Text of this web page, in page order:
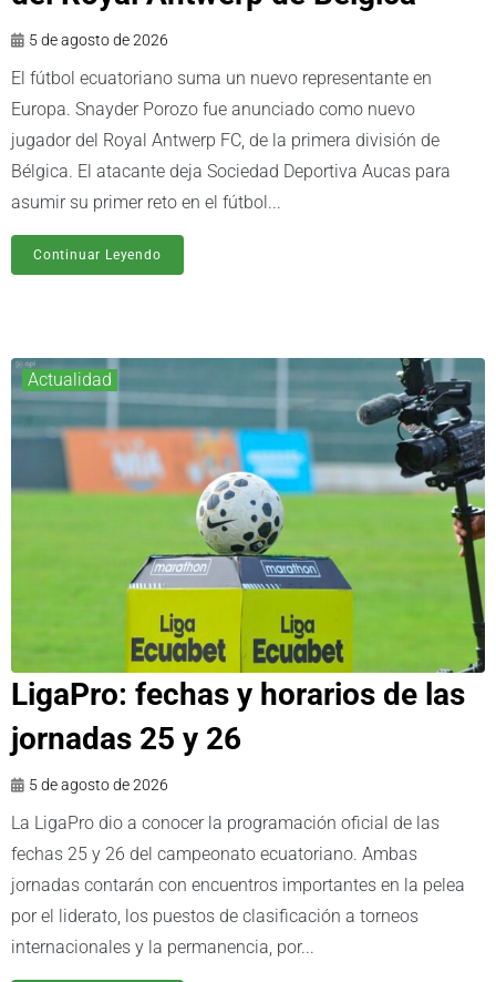
5 de agosto de 2026
El fútbol ecuatoriano suma un nuevo representante en
Europa. Snayder Porozo fue anunciado como nuevo
jugador del Royal Antwerp FC, de la primera división de
Bélgica. El atacante deja Sociedad Deportiva Aucas para
asumir su primer reto en el fútbol...
Continuar Leyendo
Actualidad
LigaPro: fechas y horarios de las
jornadas 25 y 26
5 de agosto de 2026
La LigaPro dio a conocer la programación oficial de las
fechas 25 y 26 del campeonato ecuatoriano. Ambas
jornadas contarán con encuentros importantes en la pelea
por el liderato, los puestos de clasificación a torneos
internacionales y la permanencia, por...